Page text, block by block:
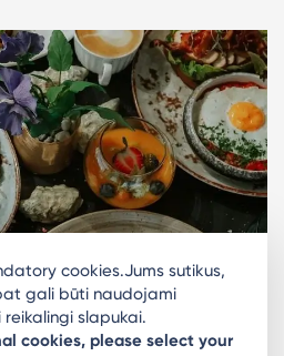
cookies.Jums sutikus,
gali būti naudojami
slapukai.
cookies, please select your